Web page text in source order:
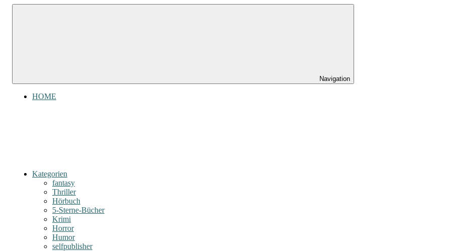
Zum
Navigation
HOME
Kategorien
fantasy
Thriller
Hörbuch
5-Sterne-Bücher
Krimi
Horror
Humor
selfpublisher